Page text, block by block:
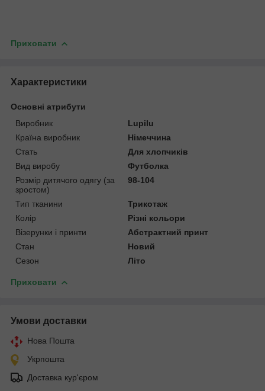
Приховати
Характеристики
Основні атрибути
Виробник
Lupilu
Країна виробник
Німеччина
Стать
Для хлопчиків
Вид виробу
Футболка
Розмір дитячого одягу (за
зростом)
98-104
Тип тканини
Трикотаж
Колір
Різні кольори
Візерунки і принти
Абстрактний принт
Стан
Новий
Сезон
Літо
Приховати
Умови доставки
Нова Пошта
Укрпошта
Доставка кур'єром